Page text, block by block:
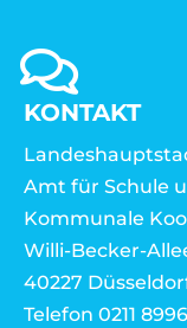
KONTAKT
Amt für Schule
Kommunale
Willi-Becker-
40227
Telefon 0211